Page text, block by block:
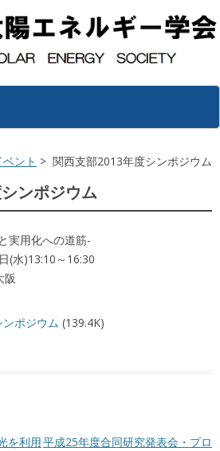
ベント > 関西支部2013年度シンポジウム
ンポジウム
実用化への道筋-
(水)13:10～16:30
阪
ポジウム (139.4K)
を利用平成25年度合同研究発表会・プロ